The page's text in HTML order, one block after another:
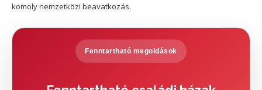
komoly nemzetközi beavatkozás.
Fenntartható megoldások